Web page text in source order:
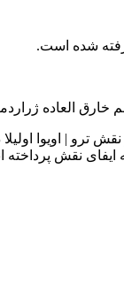
ترو | اویوا
نقش پرداخته